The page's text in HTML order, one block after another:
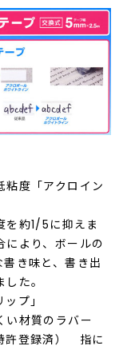
度「アクロイン
を約1/5に抑えま
より、ボールの
き味と、書き出
た。
プ」
い材質のラバー
許登録済） 指に